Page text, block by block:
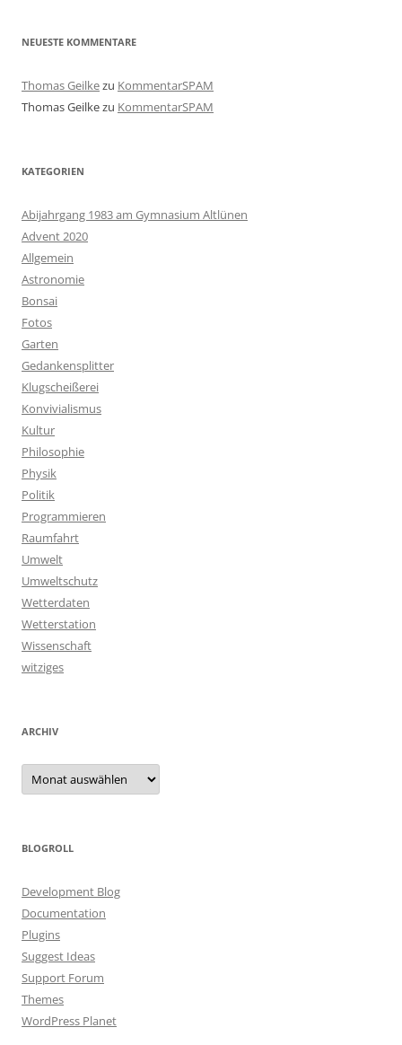
NEUESTE KOMMENTARE
Thomas Geilkezu KommentarSPAM
Thomas Geilkezu KommentarSPAM
KATEGORIEN
Abijahrgang 1983 am Gymnasium Altlünen
Advent 2020
Allgemein
Astronomie
Bonsai
Fotos
Garten
Gedankensplitter
Klugscheißerei
Konvivialismus
Kultur
Philosophie
Physik
Politik
Programmieren
Raumfahrt
Umwelt
Umweltschutz
Wetterdaten
Wetterstation
Wissenschaft
witziges
ARCHIV
Archiv
BLOGROLL
Development Blog
Documentation
Plugins
Suggest Ideas
Support Forum
Themes
WordPress Planet